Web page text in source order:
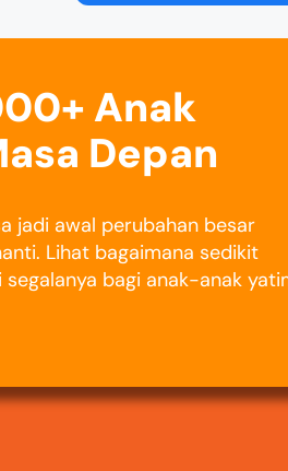
Anak
Depan
jadi awal perubahan besar
Lihat bagaimana sedikit
bagi anak-anak